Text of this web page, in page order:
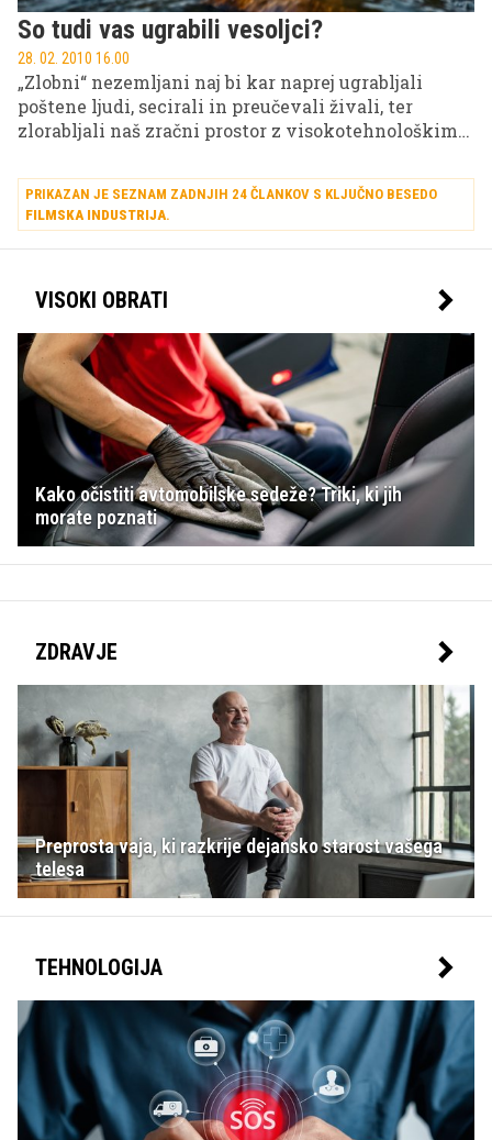
So tudi vas ugrabili vesoljci?
28. 02. 2010 16.00
„Zlobni“ nezemljani naj bi kar naprej ugrabljali
poštene ljudi, secirali in preučevali živali, ter
zlorabljali naš zračni prostor z visokotehnološkimi
PRIKAZAN JE SEZNAM ZADNJIH 24 ČLANKOV S KLJUČNO BESEDO
FILMSKA INDUSTRIJA.
VISOKI OBRATI
Kako očistiti avtomobilske sedeže? Triki, ki jih
morate poznati
ZDRAVJE
Preprosta vaja, ki razkrije dejansko starost vašega
telesa
TEHNOLOGIJA